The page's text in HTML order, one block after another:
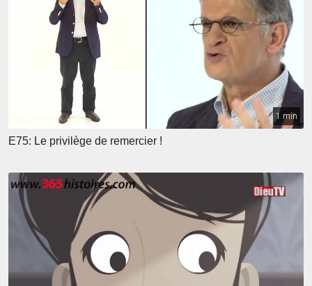
1 min
E75: Le privilège de remercier !